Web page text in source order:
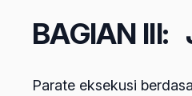
BAGIAN III:
Parate eksekusi